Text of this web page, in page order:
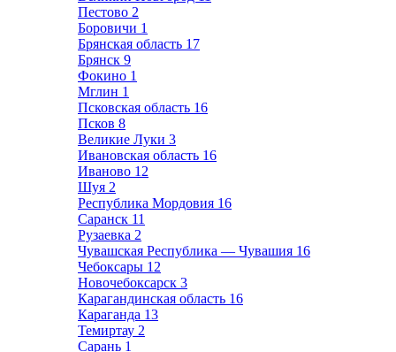
Пестово 2
Боровичи 1
Брянская область 17
Брянск 9
Фокино 1
Мглин 1
Псковская область 16
Псков 8
Великие Луки 3
Ивановская область 16
Иваново 12
Шуя 2
Республика Мордовия 16
Саранск 11
Рузаевка 2
Чувашская Республика — Чувашия 16
Чебоксары 12
Новочебоксарск 3
Карагандинская область 16
Караганда 13
Темиртау 2
Сарань 1